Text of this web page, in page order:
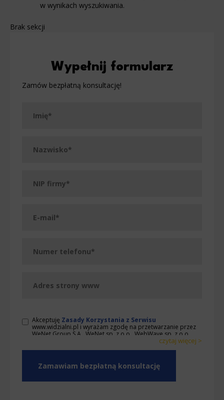
Wypełnij formularz
Zamów bezpłatną konsultację!
Akceptuję Zasady Korzystania z Serwisu
www.widzialni.pl i wyrażam zgodę na przetwarzanie przez
WeNet Group S.A., WeNet sp. z o.o., WebWave sp. z o.o.
udostępnionych przeze mnie danych osobowych na
uprawnienia. Ponadto, wyrażam zgodę na wykonywanie
przez WeNet Group S.A., WeNet sp. z o.o., WebWave sp. z
kierowanych na urządzenia telekomunikacyjne, w tym w
czytaj więcej >
w wynikach wyszukiwania.
Brak sekcji